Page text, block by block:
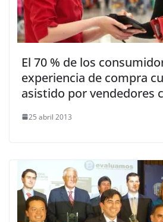
El 70 % de los
experiencia de compra
asistido por vendedores
25 abril 2013